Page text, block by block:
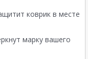
коврик в месте
марку вашего